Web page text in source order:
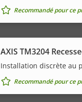
Recommandé pour ce
​AXIS TM3204
Installation discrète au
Recommandé pour ce